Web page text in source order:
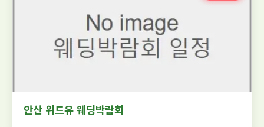
안산 위드유 웨딩박람회